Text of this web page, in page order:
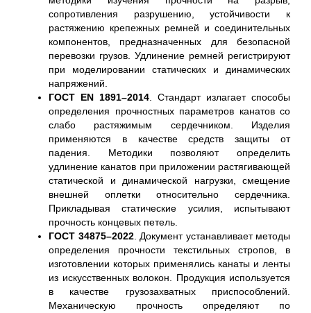
сопротивления разрушению, устойчивости к
растяжению крепежных ремней и соединительных
компонентов, предназначенных для безопасной
перевозки грузов. Удлинение ремней регистрируют
при моделировании статических и динамических
напряжений.
ГОСТ EN 1891–2014 . Стандарт излагает способы
определения прочностных параметров канатов со
слабо растяжимым сердечником. Изделия
применяются в качестве средств защиты от
падения. Методики позволяют определить
удлинение канатов при приложении растягивающей
статической и динамической нагрузки, смещение
внешней оплетки относительно сердечника.
Прикладывая статические усилия, испытывают
прочность концевых петель.
ГОСТ 34875–2022. Документ устанавливает методы
определения прочности текстильных стропов, в
изготовлении которых применялись канаты и ленты
из искусственных волокон. Продукция используется
в качестве грузозахватных приспособлений.
Механическую прочность определяют по